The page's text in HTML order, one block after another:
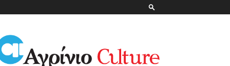
ΑγρίνιοCulture